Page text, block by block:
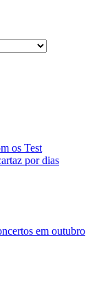
os Test
por dias
em outubro